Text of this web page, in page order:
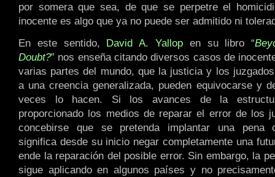
por somera que sea, de que se perpetre el
inocente es algo que ya no puede ser admitido ni
En este sentido, David A. Yallop en su libro “
Doubt?” nos enseña citando diversos casos de
varias partes del mundo, que la justicia y los
a una creencia generalizada, pueden equivocarse y
veces lo hacen. Si los avances de la
proporcionado los medios de reparar el error de los
concebirse que se pretenda implantar una pena
significa desde su inicio negar completamente una
ende la reparación del posible error. Sin embargo, la
sigue aplicando en algunos países y no